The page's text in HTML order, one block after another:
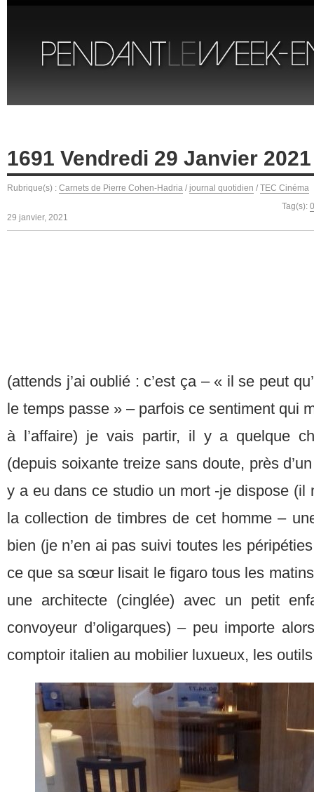
1691 Vendredi 29 Janvier 2021
Rubrique(s) : Carnets de Pierre Cohen-Hadria / journal quotidien / TEC Cinéma
Tag(s):
29 janvier, 2021
(attends j’ai oublié : c’est ça – « il se peut
le temps passe » – parfois ce sentiment qui
à l’affaire) je vais partir, il y a quelque
(depuis soixante treize sans doute, près
y a eu dans ce studio un mort -je dispose (il
la collection de timbres de cet homme –
bien (je n’en ai pas suivi toutes les
ce que sa sœur lisait le figaro tous les
une architecte (cinglée) avec un petit
convoyeur d’oligarques) – peu importe
comptoir italien au mobilier luxueux, les